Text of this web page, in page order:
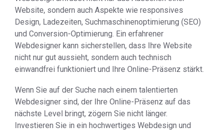
Website, sondern auch Aspekte wie responsives
Design, Ladezeiten, Suchmaschinenoptimierung (SEO)
und Conversion-Optimierung. Ein erfahrener
Webdesigner kann sicherstellen, dass Ihre Website
nicht nur gut aussieht, sondern auch technisch
einwandfrei funktioniert und Ihre Online-Präsenz stärkt.
Wenn Sie auf der Suche nach einem talentierten
Webdesigner sind, der Ihre Online-Präsenz auf das
nächste Level bringt, zögern Sie nicht länger.
Investieren Sie in ein hochwertiges Webdesign und